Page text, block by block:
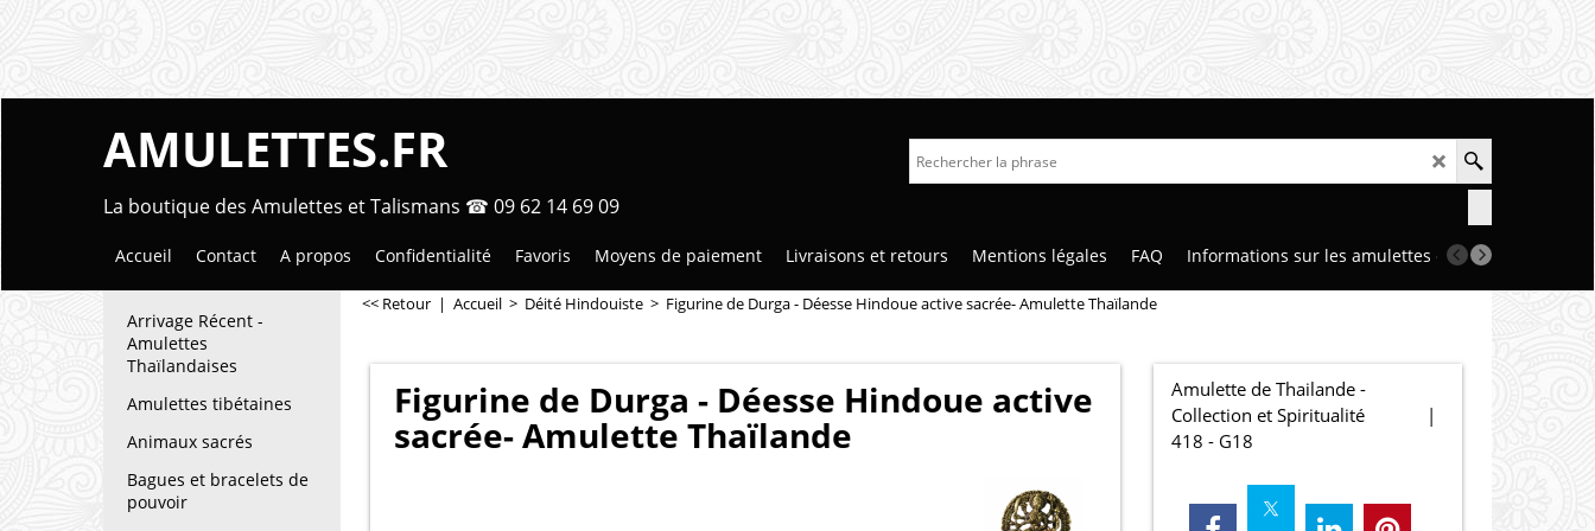
AMULETTES.FR
La boutique des Amulettes et Talismans ☎ 09 62 14 69 09
Accueil Contact A propos Confidentialité Favoris Moyens de paiement Livraisons et retours Mentions légales FAQ Informations sur les amulettes et talismans
Arrivage Récent -
Amulettes
Thaïlandaises
Amulettes tibétaines
Animaux sacrés
Bagues et bracelets de
pouvoir
<< Retour | Accueil > Déité Hindouiste > Figurine de Durga - Déesse Hindoue active sacrée- Amulette Thaïlande
Figurine de Durga - Déesse Hindoue active
sacrée- Amulette Thaïlande
Amulette de Thailande -
Collection et Spiritualité
418 - G18